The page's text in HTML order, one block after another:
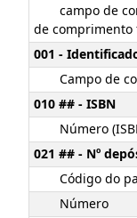
campo de
de comprimento
001 -
Campo de
010 ## - ISBN
Número
021 ## - Nº
Código do
Número